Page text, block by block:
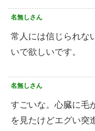
名無しさん
常人には信じられな
いで欲しいです。
名無しさん
すごいな。心臓に毛
を見たけどエグい突